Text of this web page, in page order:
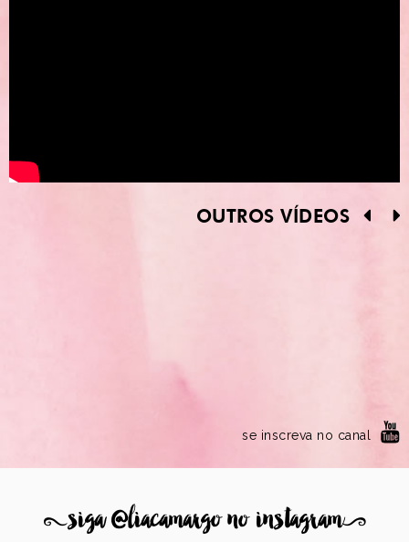
OUTROS VÍDEOS
se inscreva no canal
8siga @liacamargo no instagram9